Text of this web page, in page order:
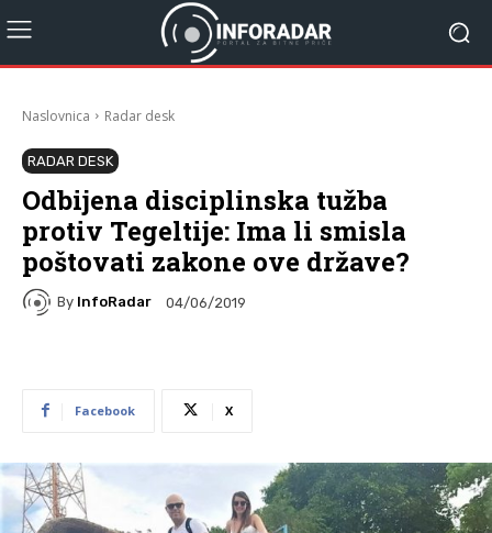
Naslovnica Radar desk
RADAR DESK
Odbijena disciplinska tužba
protiv Tegeltije: Ima li smisla
poštovati zakone ove države?
By InfoRadar 04/06/2019
Facebook X